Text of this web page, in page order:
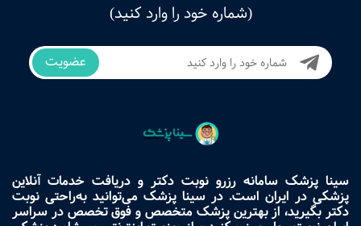
(شماره خود را وارد کنید)
عضویت
سینا پزشک سامانه رزرو نوبت دکتر و دریافت خدمات آنلاین
پزشکی در ایران است. در سینا پزشک می‌توانید به‌راحتی نوبت
دکتر بگیرید، از بهترین پزشک متخصص و فوق تخصص در سراسر